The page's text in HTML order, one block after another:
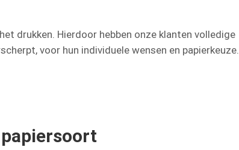
drukken. Hierdoor hebben onze klanten volledige
voor hun individuele wensen en papierkeuze.